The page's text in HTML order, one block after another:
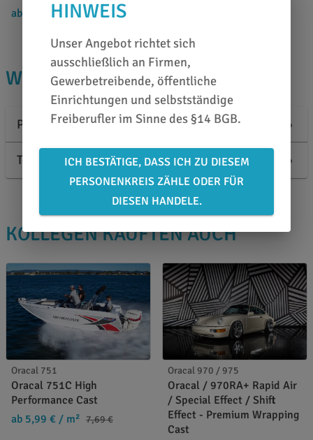
ab 6,89 €/ Stück 7,59 €
WISSENSWERTES
Produktbeschreibung
Technische Informationen
KOLLEGEN KAUFTEN AUCH
Oracal 751
Oracal 751C High
Performance Cast
ab 5,99 € / m² 7,69 €
Oracal 970 / 975
Oracal / 970RA+ Rapid Air
/ Special Effect / Shift
Effect - Premium Wrapping
Cast
HINWEIS
Unser Angebot richtet sich
ausschließlich an Firmen,
Gewerbetreibende, öffentliche
Einrichtungen und selbstständige
Freiberufler im Sinne des §14 BGB.
ICH BESTÄTIGE, DASS ICH ZU DIESEM
PERSONENKREIS ZÄHLE ODER FÜR
DIESEN HANDELE.